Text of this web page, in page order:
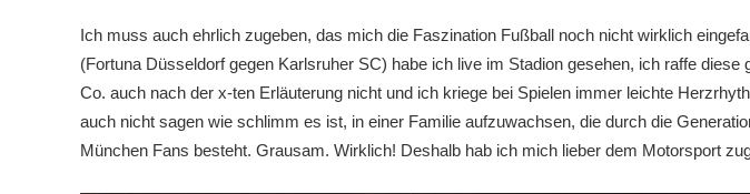
Ich muss auch ehrlich zugeben, das mich die Faszination Fußball noch nicht wirklich
(Fortuna Düsseldorf gegen Karlsruher SC) habe ich live im Stadion gesehen, ich raffe diese
Co. auch nach der x-ten Erläuterung nicht und ich kriege bei Spielen immer leichte
auch nicht sagen wie schlimm es ist, in einer Familie aufzuwachsen, die durch die
München Fans besteht. Grausam. Wirklich! Deshalb hab ich mich lieber dem Motorsport